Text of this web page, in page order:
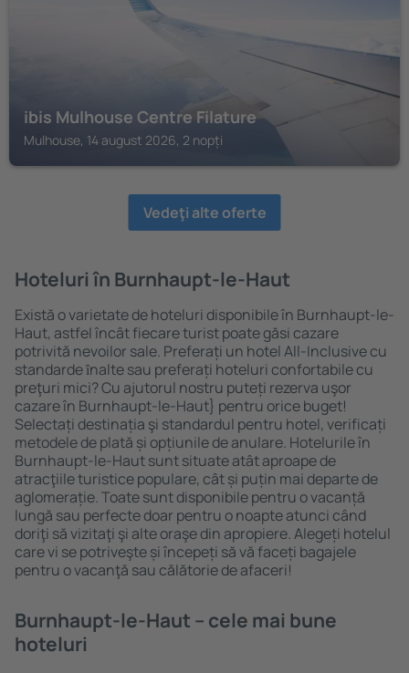
ibis Mulhouse Centre Filature
Mulhouse, 14 august 2026, 2 nopți
Vedeţi alte oferte
Hoteluri în Burnhaupt-le-Haut
Există o varietate de hoteluri disponibile în Burnhaupt-le-
Haut, astfel încât fiecare turist poate găsi cazare
potrivită nevoilor sale. Preferați un hotel All-Inclusive cu
standarde ȋnalte sau preferați hoteluri confortabile cu
preţuri mici? Cu ajutorul nostru puteți rezerva uşor
cazare în Burnhaupt-le-Haut} pentru orice buget!
Selectați destinația şi standardul pentru hotel, verificați
metodele de plată și opțiunile de anulare. Hotelurile în
Burnhaupt-le-Haut sunt situate atât aproape de
atracţiile turistice populare, cât și puțin mai departe de
aglomerație. Toate sunt disponibile pentru o vacanță
lungă sau perfecte doar pentru o noapte atunci când
doriţi să vizitaţi şi alte oraşe din apropiere. Alegeți hotelul
care vi se potriveşte și începeți să vă faceți bagajele
pentru o vacanţă sau călătorie de afaceri!
Burnhaupt-le-Haut – cele mai bune
hoteluri